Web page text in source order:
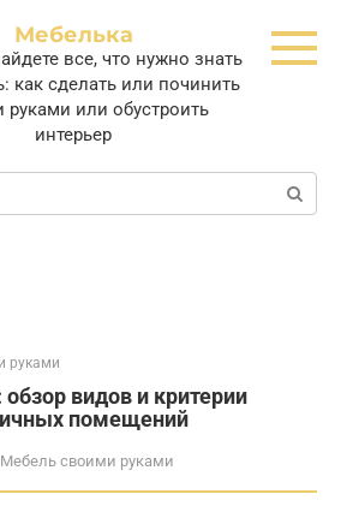
Мебелька
все, что нужно знать
как сделать или починить
руками или обустроить
интерьер
руками
видов и критерии
помещений
Мебель своими руками